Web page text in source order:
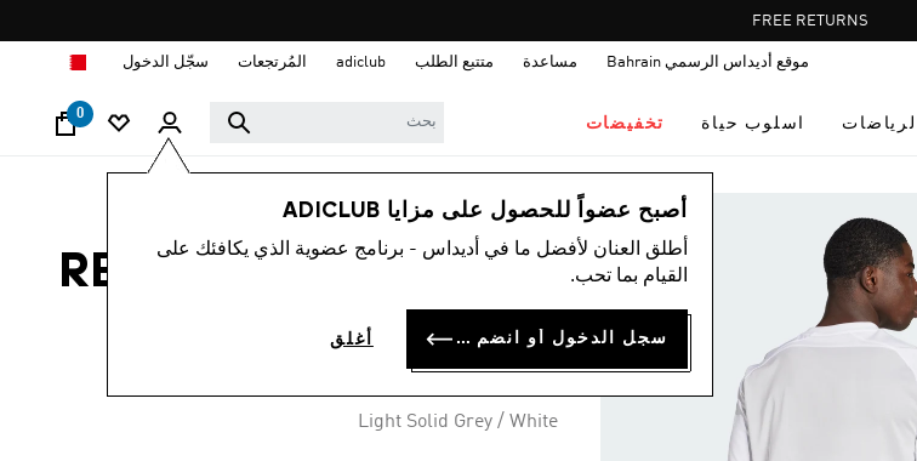
Pause
promotion
FREE RETURNS
موقع أديداس الرسمي Bahrain مساعدة متتبع الطلب adiclub المُرتجعات سجّل الدخول
الرياضات اسلوب حياة تخفيضات
0
أصبح عضواً للحصول على مزايا ADICLUB
أطلق العنان لأفضل ما في أديداس - برنامج عضوية الذي يكافئك على
القيام بما تحب.
سجل الدخول أو انضم الآن أغلق
الرجال ملابس
تيشيرت REAL MADRID
UBP
Light Solid Grey / White